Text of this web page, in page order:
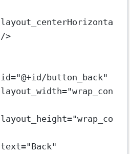
/>
="@+id/button_back"
="wrap_con
="wrap_co
="Back"